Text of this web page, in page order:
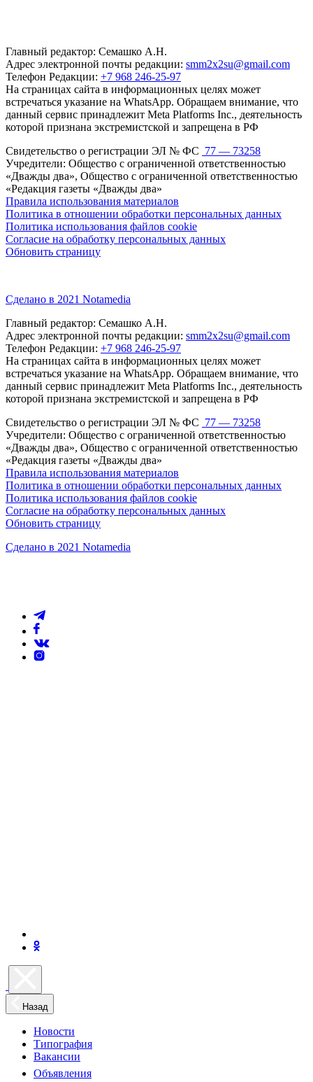
Главный редактор: Семашко А.Н.
Адрес электронной почты редакции: smm2x2su@gmail.com
Телефон Редакции: +7 968 246-25-97
На страницах сайта в информационных целях может
встречаться указание на WhatsApp. Обращаем внимание, что
данный сервис принадлежит Meta Platforms Inc., деятельность
которой признана экстремистской и запрещена в РФ
Свидетельство о регистрации ЭЛ № ФС 77 — 73258
Учредители: Общество с ограниченной ответственностью
«Дважды два», Общество с ограниченной ответственностью
«Редакция газеты «Дважды два»
Правила использования материалов
Политика в отношении обработки персональных данных
Политика использования файлов cookie
Согласие на обработку персональных данных
Обновить страницу
Сделано в 2021 Notamedia
Главный редактор: Семашко А.Н.
Адрес электронной почты редакции: smm2x2su@gmail.com
Телефон Редакции: +7 968 246-25-97
На страницах сайта в информационных целях может
встречаться указание на WhatsApp. Обращаем внимание, что
данный сервис принадлежит Meta Platforms Inc., деятельность
которой признана экстремистской и запрещена в РФ
Свидетельство о регистрации ЭЛ № ФС 77 — 73258
Учредители: Общество с ограниченной ответственностью
«Дважды два», Общество с ограниченной ответственностью
«Редакция газеты «Дважды два»
Правила использования материалов
Политика в отношении обработки персональных данных
Политика использования файлов cookie
Согласие на обработку персональных данных
Обновить страницу
Сделано в 2021 Notamedia
Назад
Новости
Типография
Вакансии
Объявления